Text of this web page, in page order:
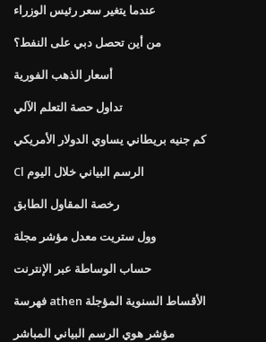
عندما يتغير سعر رئيس الوزراء
من أين تحصل دبي على النفط؟
أسعار الذهب الفورية
تداول حصة التعلم الآلي
كم جنيه بريطاني يساوي الدولار الأمريكي
Cl الرسم البياني خلال اليوم
رخصة المقاول الطابق
وول ستريت معدل مؤشر مجلة
حساب الوساطة عبر الإنترنت
فهرسة athen الأقساط السنوية المؤجلة
مؤشر هوي الرسم البياني المباشر